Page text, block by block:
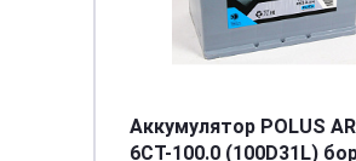
Аккумулятор POLUS
6СТ-100.0 (100D31L)